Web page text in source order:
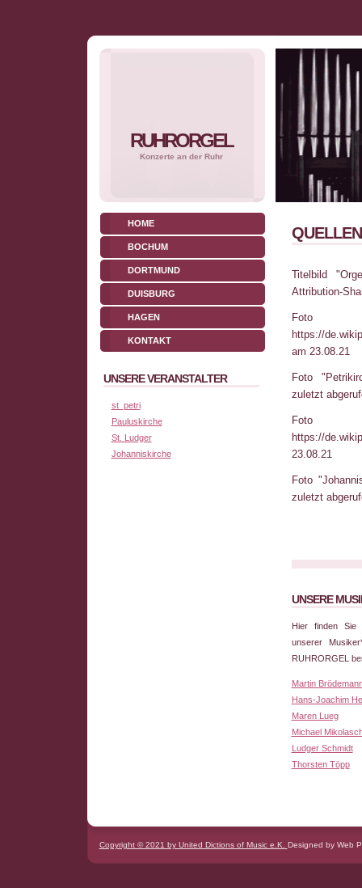
RUHRORGEL
Konzerte an der Ruhr
HOME
BOCHUM
DORTMUND
DUISBURG
HAGEN
KONTAKT
UNSERE VERANSTALTER
st_petri
Pauluskirche
St. Ludger
Johanniskirche
QUELLEN
Titelbild
Attribution-
Foto
https://
am 23.08.21
Foto
zuletzt
Foto
https://
23.08.21
Foto
zuletzt
UNSERE
Hier finden
unserer
RUHRORGEL
Martin
Hans-Joachim
Maren Lueg
Michael
Ludger Schmidt
Thorsten Töpp
Copyright © 2021 by United Dictions of Music e.K. Designed by Web